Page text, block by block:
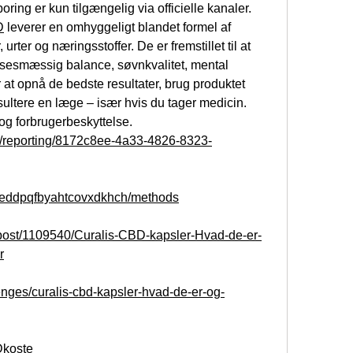
er kun tilgængelig via officielle kanaler.
leverer en omhyggeligt blandet formel af
urter og næringsstoffer. De er fremstillet til at
balance, søvnkvalitet, mental
opnå de bedste resultater, brug produktet
en læge – især hvis du tager medicin.
forbrugerbeskyttelse.
8172c8ee-4a33-4826-8323-
methods
1109540/Curalis-CBD-kapsler-Hvad-de-er-
curalis-cbd-kapsler-hvad-de-er-og-